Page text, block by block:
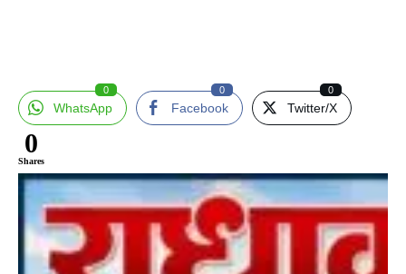
WhatsApp
0
Facebook
0
Twitter/X
0
0
Shares